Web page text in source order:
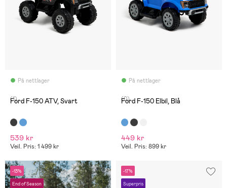
På nettlager
(1)
Ford F-150 ATV, Svart
539 kr
Veil. Pris: 1 499 kr
På nettlager
(0)
Ford F-150 Elbil, Blå
449 kr
Veil. Pris: 899 kr
-13%
End of Season
-17%
Superpris